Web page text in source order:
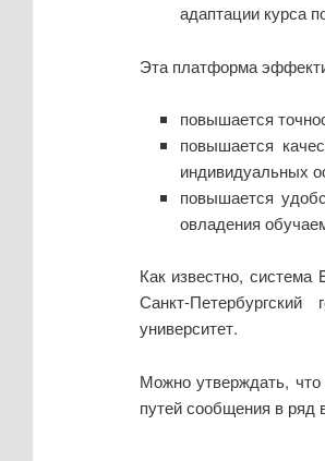
адаптации курса
Эта платформа
повышается
повышается
индивидуальных
повышается
овладения
Как известно,
Санкт-
университет.
Можно утверждать,
путей сообщения в ряд